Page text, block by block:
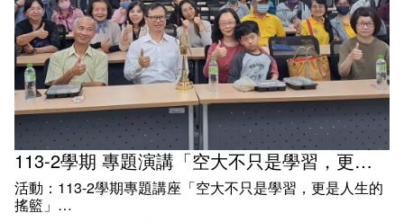
隨後轉往嘉義故宮南院，欣賞豐富的書畫、青銅器與瓷器文
物，彷彿穿越千年文化時空。學長姐更英日語來協助導覽，
讓同學們邊聽邊細細品味展品，氣氛專注熱烈。
下午行程抵達台南蘭都觀光工廠，園區內有馬車、宮殿、遊
艇等藝術造景，並設有蘭花廊道展示各式蘭花品種，色彩繽
紛、嬌豔欲滴。大家了解蘭花栽培技術及產業現況，並開啟
瘋狂拍照模式，直呼「根本是花花世界！」
壓軸行程造訪全台最大的藏傳佛寺──噶瑪噶居寺。寺廟建
築金碧輝煌，氛圍莊嚴靜謐，學生們在沉穩寧靜中，感受異
文化的深邃底蘊，為這趟充實的參訪之旅畫下圓滿句點。
113-2學期 專題演講「空大不只是學習，更是人生的搖籃」
活動：113-2學期專題講座「空大不只是學習，更是人生的
搖籃」